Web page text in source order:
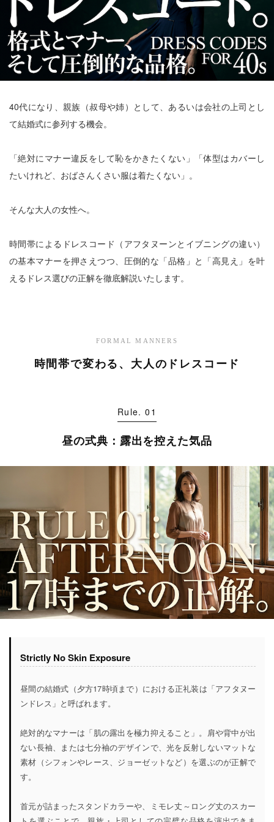
40代になり、親族（叔母や姉）として、あるいは会社の上司とし
て結婚式に参列する機会。
「絶対にマナー違反をして恥をかきたくない」「体型はカバーし
たいけれど、おばさんくさい服は着たくない」。
そんな大人の女性へ。
時間帯によるドレスコード（アフタヌーンとイブニングの違い）
の基本マナーを押さえつつ、圧倒的な「品格」と「高見え」を叶
えるドレス選びの正解を徹底解説いたします。
FORMAL MANNERS
時間帯で変わる、大人のドレスコード
Rule. 01
昼の式典：露出を控えた気品
Strictly No Skin Exposure
昼間の結婚式（夕方17時頃まで）における正礼装は「アフタヌー
ンドレス」と呼ばれます。
絶対的なマナーは「肌の露出を極力抑えること」。肩や背中が出
ない長袖、または七分袖のデザインで、光を反射しないマットな
素材（シフォンやレース、ジョーゼットなど）を選ぶのが正解で
す。
首元が詰まったスタンドカラーや、ミモレ丈～ロング丈のスカー